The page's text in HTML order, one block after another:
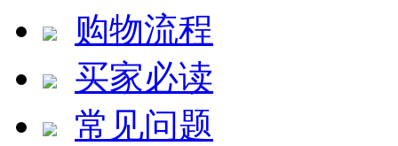
购物流程
买家必读
常见问题